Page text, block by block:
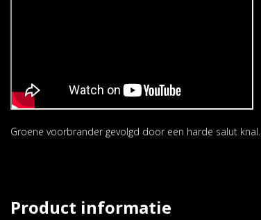
Groene voorbrander gevolgd door een harde salut knal.
Product informatie